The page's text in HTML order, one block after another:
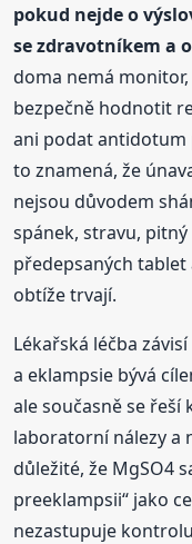
pokud nejde o
se zdravotníkem a
doma nemá
bezpečně hodnotit
ani podat antidotum
to znamená, že
nejsou důvodem
spánek, stravu,
předepsaných
obtíže trvají.
Lékařská léčba
a eklampsie bývá
ale současně se řeší
laboratorní nálezy a
důležité, že MgSO4
preeklampsii“ jako
nezastupuje